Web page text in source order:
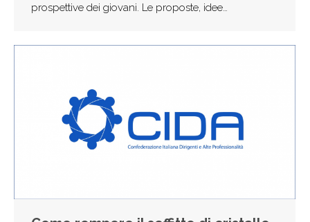
prospettive dei giovani. Le proposte, idee…